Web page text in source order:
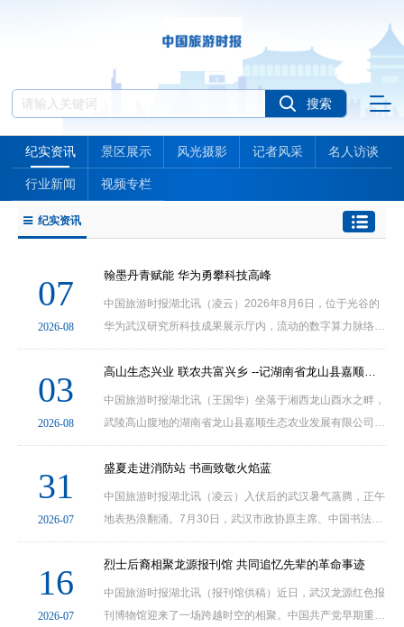
纪实资讯 景区展示 风光摄影 记者风采 名人访谈
行业新闻 视频专栏
纪实资讯
07
2026-08
翰墨丹青赋能 华为勇攀科技高峰
中国旅游时报湖北讯（凌云）2026年8月6日，位于光谷的
华为武汉研究所科技成果展示厅内，流动的数字算力脉络与
厚重的中华文脉韵致撞出了奇妙共鸣。应华为湖北办事处邀
约，中国书法家协会会员研究员叶金生、湖北天翼书···
03
2026-08
高山生态兴业 联农共富兴乡 --记湖南省龙山县嘉顺生态农业发展有限公司
中国旅游时报湖北讯（王国华）坐落于湘西龙山酉水之畔，
武陵高山腹地的湖南省龙山县嘉顺生态农业发展有限公司，
由龙山县柑橘协会秘书长张雪峰深耕本土农业、匠心创办。
公司立足龙山特色农业产业化发展大局，以国家地···
31
2026-07
盛夏走进消防站 书画致敬火焰蓝
中国旅游时报湖北讯（凌云）入伏后的武汉暑气蒸腾，正午
地表热浪翻涌。7月30日，武汉市政协原主席、中国书法家
协会会员叶金生，国家一级美术师、湖北天翼书画家协会主
席林幼槐，中国硬笔书法协会理事、湖北墨香荆楚书···
16
2026-07
烈士后裔相聚龙源报刊馆 共同追忆先辈的革命事迹
中国旅游时报湖北讯（报刊馆供稿）近日，武汉龙源红色报
刊博物馆迎来了一场跨越时空的相聚。中国共产党早期重要